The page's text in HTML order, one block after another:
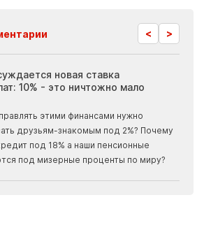
< >
новая ставка
10% - это ничтожно мало
этими финансами нужно
друзьям-знакомым под 2%? Почему
под 18% а наши пенсионные
под мизерные проценты по миру?